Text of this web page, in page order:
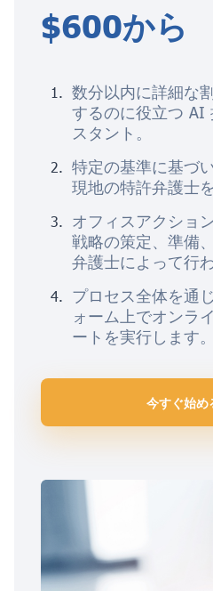
$600から
数分以内に詳細な
するのに役立つ AI
スタント。
特定の基準に基づ
現地の特許弁護士
オフィスアクショ
戦略の策定、準備
弁護士によって行
プロセス全体を通
ォーム上でオンラ
ートを実行します。
今すぐ始め